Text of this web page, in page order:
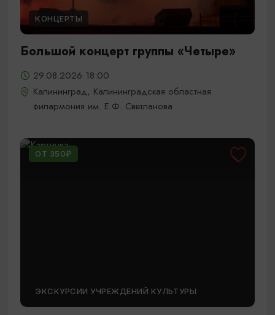
КОНЦЕРТЫ
Большой концерт группы «Четыре»
29.08.2026 18:00
Калининград, Калининградская областная
филармония им. Е.Ф. Светланова
ОТ 350₽
ЭКСКУРСИИ УЧРЕЖДЕНИЙ КУЛЬТУРЫ